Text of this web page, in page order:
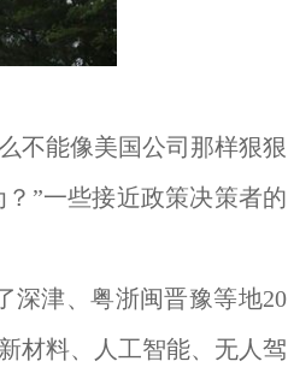
不能像美国公司那样狠狠
”一些接近政策决策者的
深津、粤浙闽晋豫等地20
材料、人工智能、无人驾